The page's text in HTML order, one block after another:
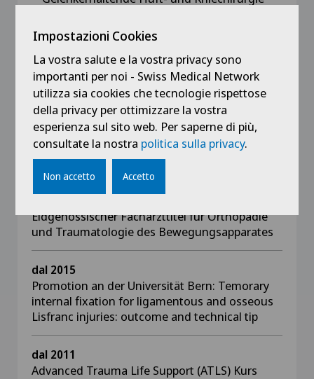
Sportorthopädie
Meniskus- und Kreuzbandverletzungen
Korrektur von Fehlstellungen
Formazione
Eidgenössischer Facharzttitel für Orthopädie
und Traumatologie des Bewegungsapparates
dal 2015
Promotion an der Universität Bern: Temorary
internal fixation for ligamentous and osseous
Lisfranc injuries: outcome and technical tip
dal 2011
Advanced Trauma Life Support (ATLS) Kurs
Impostazioni Cookies
La vostra salute e la vostra privacy sono
importanti per noi - Swiss Medical Network
utilizza sia cookies che tecnologie rispettose
della privacy per ottimizzare la vostra
esperienza sul sito web. Per saperne di più,
consultate la nostra politica sulla privacy.
Non accetto Accetto